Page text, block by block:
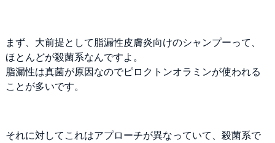
まず、大前提として脂漏性皮膚炎向けのシャンプーって、
ほとんどが殺菌系なんですよ。
脂漏性は真菌が原因なのでピロクトンオラミンが使われる
ことが多いです。
それに対してこれはアプローチが異なっていて、殺菌系で